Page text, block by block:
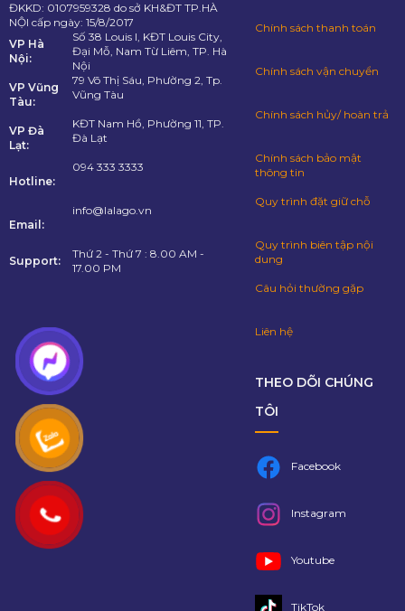
ĐKKD: 0107959328 do sở KH&ĐT TP.HÀ
NỘI cấp ngày: 15/8/2017
VP Hà
Nội:
Số 38 Louis I, KĐT Louis City,
Đại Mỗ, Nam Từ Liêm, TP. Hà
Nội
VP Vũng
Tàu:
79 Võ Thị Sáu, Phường 2, Tp.
Vũng Tàu
VP Đà
Lạt:
KĐT Nam Hồ, Phường 11, TP.
Đà Lạt
Hotline:
094 333 3333
Email:
info@lalago.vn
Support:
Thứ 2 - Thứ 7 : 8.00 AM -
17.00 PM
Chính sách thanh toán
Chính sách vận chuyển
Chính sách hủy/ hoàn trả
Chính sách bảo mật
thông tin
Quy trình đặt giữ chỗ
Quy trình biên tập nội
dung
Câu hỏi thường gặp
Liên hệ
THEO DÕI CHÚNG
TÔI
Facebook
Instagram
Youtube
TikTok